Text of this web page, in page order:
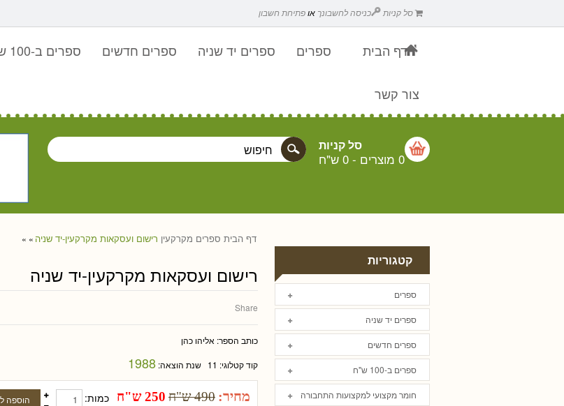
סל קניות כניסה לחשבונך אופתיחת חשבון
דף הבית ספרים ספרים יד שניה ספרים חדשים ספרים ב-100 ש"ח
צור קשר
סל קניות
0 מוצרים - 0 ש"ח
דף הבית » ספרים מקרקעין » רישום ועסקאות מקרקעין-יד שניה
רישום ועסקאות מקרקעין-יד שניה
Share
כותב הספר: אליהו כהן
קוד קטלוגי: 11 שנת הוצאה:1988
מחיר: 490 ש"ח 250 ש"ח כמות:
קטגוריות
ספרים
ספרים יד שניה
ספרים חדשים
ספרים ב-100 ש"ח
חומר מקצועי למקצועות התחבורה